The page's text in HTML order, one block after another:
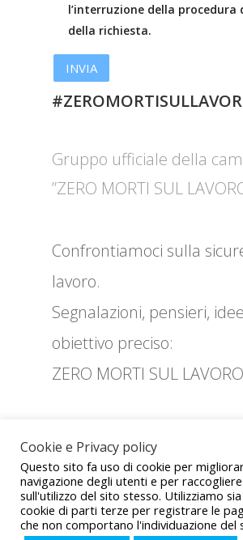
l’interruzione della procedura
della richiesta.
Gruppo ufficiale della
”ZERO MORTI SUL
Confrontiamoci sulla
lavoro.
Segnalazioni, pensieri,
obiettivo preciso:
ZERO MORTI SUL
ZE
RO
MO
Cookie e Privacy policy
Questo sito fa uso di cookie per
navigazione degli utenti e per
sull'utilizzo del sito stesso. Utilizziamo
cookie di parti terze per registrare le
che non comportano l'individuazione del